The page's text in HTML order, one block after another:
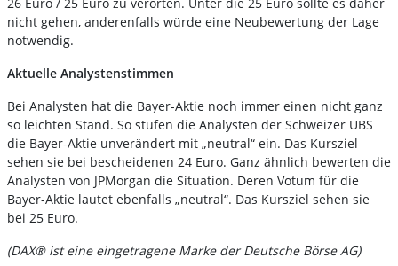
nicht gehen, anderenfalls würde eine Neubewertung der Lage
notwendig.
Aktuelle Analystenstimmen
Bei Analysten hat die Bayer-Aktie noch immer einen nicht ganz
so leichten Stand. So stufen die Analysten der Schweizer UBS
die Bayer-Aktie unverändert mit „neutral“ ein. Das Kursziel
sehen sie bei bescheidenen 24 Euro. Ganz ähnlich bewerten die
Analysten von JPMorgan die Situation. Deren Votum für die
Bayer-Aktie lautet ebenfalls „neutral“. Das Kursziel sehen sie
bei 25 Euro.
(DAX® ist eine eingetragene Marke der Deutsche Börse AG)